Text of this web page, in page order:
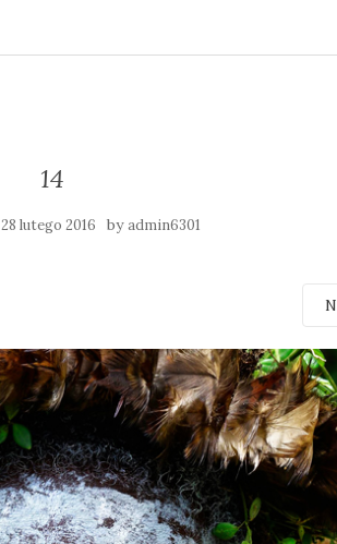
14
28 lutego 2016 byadmin6301